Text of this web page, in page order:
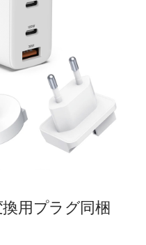
用プラグ同梱